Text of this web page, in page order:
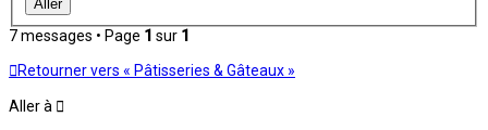
7 messages • Page 1 sur 1
Retourner vers « Pâtisseries & Gâteaux »
Aller à